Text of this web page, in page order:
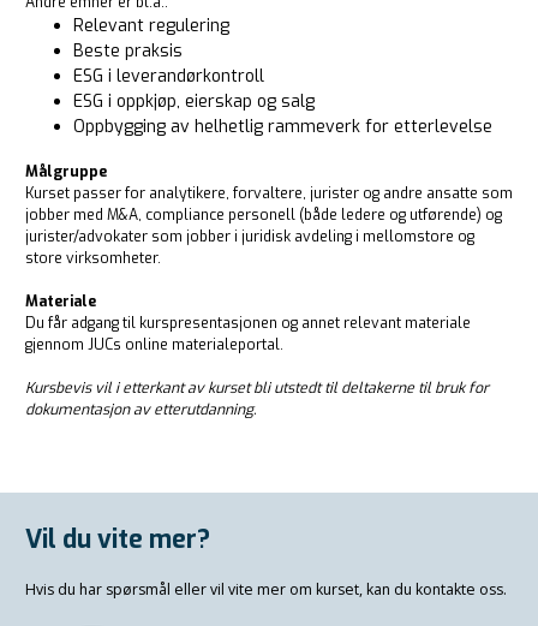
Relevant regulering
Beste praksis
ESG i leverandørkontroll
ESG i oppkjøp, eierskap og salg
Oppbygging av helhetlig rammeverk for etterlevelse
Målgruppe
Kurset passer for analytikere, forvaltere, jurister og andre ansatte som
jobber med M&A, compliance personell (både ledere og utførende) og
jurister/advokater som jobber i juridisk avdeling i mellomstore og
store virksomheter.
Materiale
Du får adgang til kurspresentasjonen og annet relevant materiale
gjennom JUCs online materialeportal.
Kursbevis vil i etterkant av kurset bli utstedt til deltakerne til bruk for
dokumentasjon av etterutdanning.
Vil du vite mer?
Hvis du har spørsmål eller vil vite mer om kurset, kan du kontakte oss.